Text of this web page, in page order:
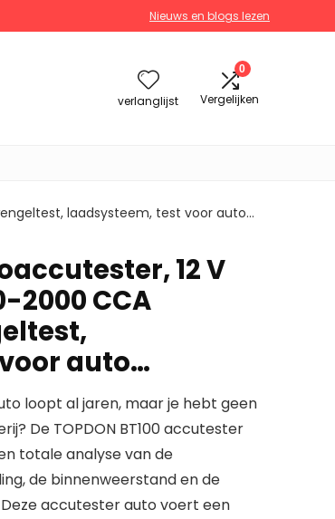
Nieuws en blogs lezen
verlanglijst
0
Vergelijken
laadsysteem, test voor auto…
12 V
2000 CCA
auto…
loopt al jaren, maar je hebt geen
De TOPDON BT100 accutester
totale analyse van de
de binnenweerstand en de
accutester auto voert een